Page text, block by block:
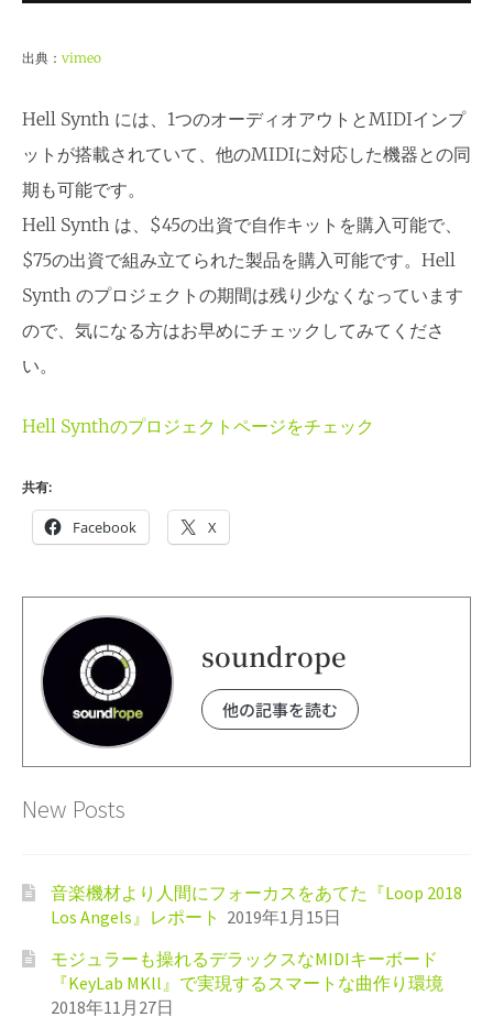
出典： vimeo
Hell Synth には、1つのオーディオアウトとMIDIインプ
ットが搭載されていて、他のMIDIに対応した機器との同
期も可能です。
Hell Synth は、$45の出資で自作キットを購入可能で、
$75の出資で組み立てられた製品を購入可能です。Hell
Synth のプロジェクトの期間は残り少なくなっています
ので、気になる方はお早めにチェックしてみてくださ
い。
Hell Synthのプロジェクトページをチェック
共有:
Facebook X
soundrope
他の記事を読む
New Posts
音楽機材より人間にフォーカスをあてた『Loop 2018
Los Angels』レポート 2019年1月15日
モジュラーも操れるデラックスなMIDIキーボード
『KeyLab MKll』で実現するスマートな曲作り環境
2018年11月27日